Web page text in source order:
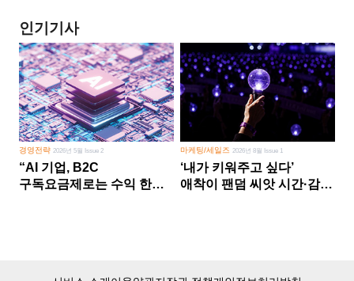
인기기사
경영전략 2026년 5월 Issue 2
“AI 기업, B2C
구독요금제로는 수익 한계
마케팅/세일즈 2026년 8월 Issue 1
‘내가 키워주고 싶다’
애착이 팬덤 씨앗 시간·감정